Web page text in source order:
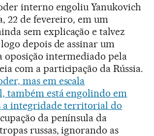
interno engoliu Yanukovich
22 de fevereiro, em um
sem explicação e talvez
depois de assinar um
oposição intermediado pela
com a participação da Rússia.
mas em escala
também está engolindo em
a integridade territorial do
da península da
russas, ignorando as